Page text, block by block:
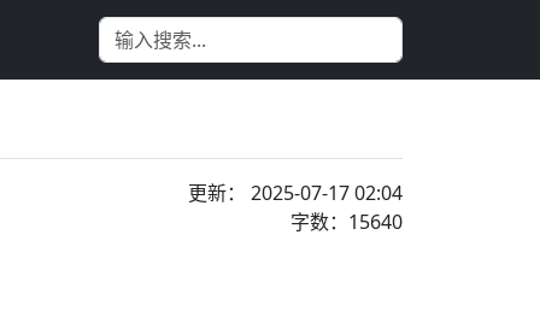
更新： 2025-07-17 02:04
字数：15640